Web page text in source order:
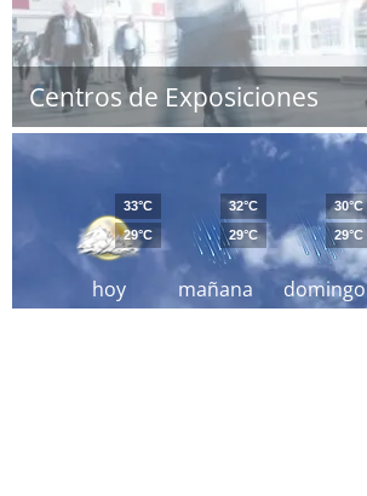
Centros de Exposiciones
hoy
33°C
29°C
mañana
32°C
29°C
domingo
30°C
29°C